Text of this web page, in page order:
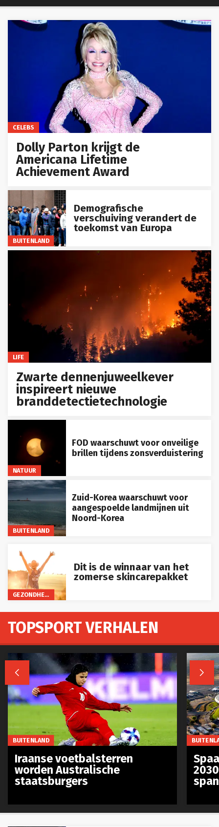
CELEBS
Dolly Parton krijgt de
Americana Lifetime
Achievement Award
BUITENLAND
Demografische
verschuiving verandert de
toekomst van Europa
LIFE
Zwarte dennenjuweelkever
inspireert nieuwe
branddetectietechnologie
NATUUR
FOD waarschuwt voor onveilige
brillen tijdens zonsverduistering
BUITENLAND
Zuid-Korea waarschuwt voor
aangespoelde landmijnen uit
Noord-Korea
GEZONDHEID
Dit is de winnaar van het
zomerse skincarepakket
TOPSPORT VERHALEN
 
BUITENLAND
Iraanse voetbalsterren
worden Australische
staatsburgers